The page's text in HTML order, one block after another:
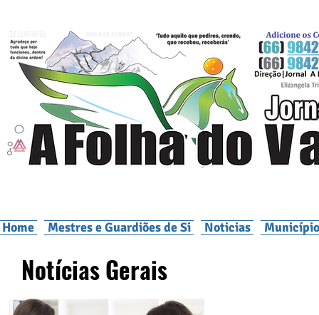
Home Mestres e Guardiões de Si Noticias
Notícias Gerais